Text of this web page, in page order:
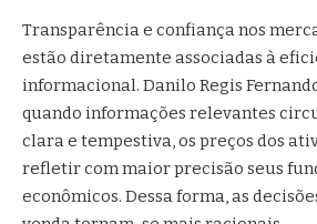
Transparência e confiança nos
estão diretamente associadas à
informacional. Danilo Regis
quando informações relevantes
clara e tempestiva, os preços dos
refletir com maior precisão seus
econômicos. Dessa forma, as